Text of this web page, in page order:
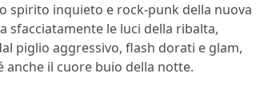
spirito inquieto e rock-punk della nuova
sfacciatamente le luci della ribalta,
piglio aggressivo, flash dorati e glam,
il cuore buio della notte.